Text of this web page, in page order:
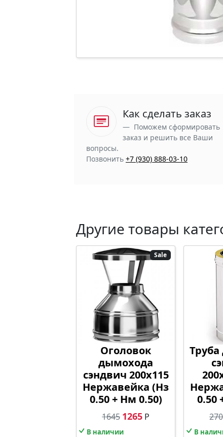
Как сделать заказ
Поможем сформировать
заказ и решить все Ваши
вопросы.
Позвонить +7 (930) 888-03-10
Другие товары
Sale
Оголовок
дымохода
сэндвич 200х115
Нержавейка (Нз
0.50 + Нм 0.50)
1645 1265 Р
В наличии
0.50
В